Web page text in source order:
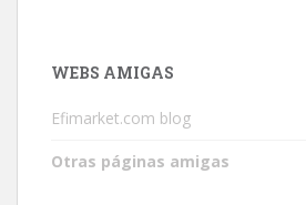
WEBS AMIGAS
Efimarket.com blog
Otras páginas amigas